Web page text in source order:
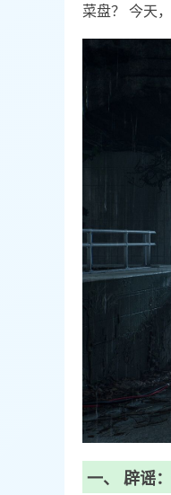
菜盘？ 今天
一、 辟谣